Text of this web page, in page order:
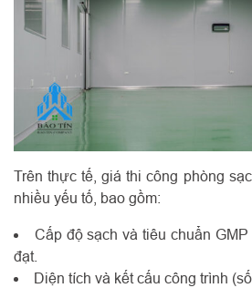
Trên thực tế, giá thi công phòng
nhiều yếu tố, bao gồm:
Cấp độ sạch và tiêu chuẩn
đạt.
Diện tích và kết cấu công trình